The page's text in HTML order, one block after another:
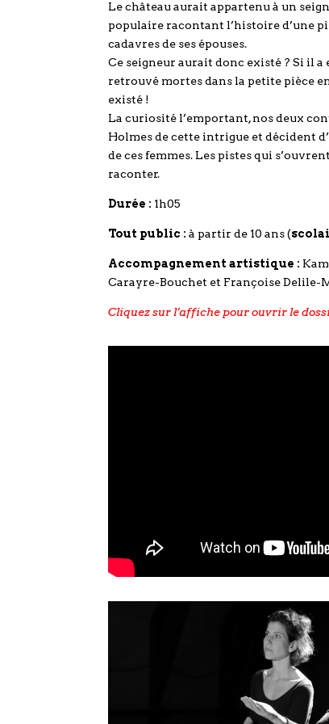
Le château aurait appartenu à un
populaire racontant l’histoire d’une
cadavres de ses épouses.
Ce seigneur aurait donc existé ? Si il a
retrouvé mortes dans la petite pièce
existé !
La curiosité l’emportant, nos deux
Holmes de cette intrigue et décident
de ces femmes. Les pistes qui
raconter.
Durée : 1h05
Tout public :à partir de 10 ans (
Accompagnement artistique :
Carayre-Bouchet et Françoise Delile-
Cliquez sur l’affiche pour ouvrir le